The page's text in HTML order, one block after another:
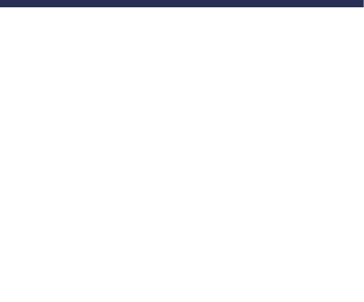
його присутність у житті вважається ознакою